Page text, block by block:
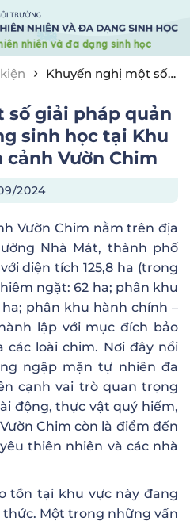
› Khuyến nghị một số
Vườn Chim
số giải pháp quản
sinh học tại Khu
Vườn Chim
2024
Vườn Chim nằm trên địa
Nhà Mát, thành phố
diện tích 125,8 ha (trong
ngặt: 62 ha; phân khu
phân khu hành chính –
lập với mục đích bảo
các loài chim. Nơi đây nổi
ngập mặn tự nhiên đa
cạnh vai trò quan trọng
động, thực vật quý hiếm,
Chim còn là điểm đến
thiên nhiên và các nhà
tồn tại khu vực này đang
Một trong những vấn